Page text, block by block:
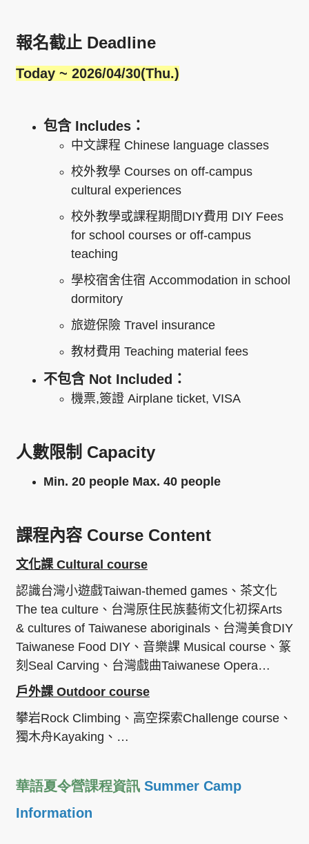
報名截止 Deadline
Today ~ 2026/04/30(Thu.)
包含Includes ：
中文課程 Chinese language classes
校外教學 Courses on off-campus
cultural experiences
校外教學或課程期間 DIY費用 DIY Fees
for school courses or off-campus
teaching
學校宿舍住宿 Accommodation in school
dormitory
旅遊保險 Travel insurance
教材費用 Teaching material fees
不包含 Not Included ：
機票,簽證 Airplane ticket, VISA
人數限制 Capacity
Min. 20 people Max. 40 people
課程內容 Course Content
文化課Cultural course
認識台灣小遊戲Taiwan-themed games 、茶文化
The tea culture 、台灣原住民族藝術文化初探Arts
& cultures of Taiwanese aboriginals 、台灣美食DIY
Taiwanese Food DIY 、音樂課 Musical course 、篆
刻 Seal Carving 、台灣戲曲Taiwanese Opera…
戶外課Outdoor course
攀岩Rock Climbing 、高空探索Challenge course 、
獨木舟Kayaking 、 …
華語夏令營課程資訊 Summer Camp
Information